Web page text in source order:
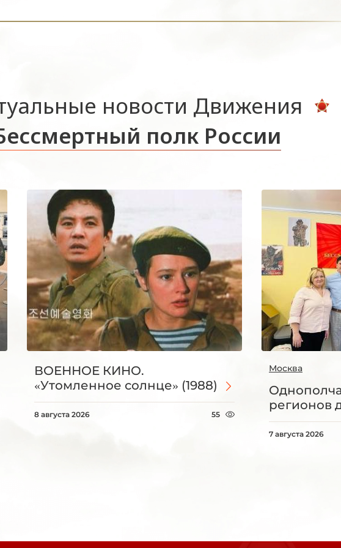
новости Движения
полк России
ВОЕННОЕ КИНО.
«Утомленное солнце» (1988)
8 августа 2026 55
Москва
регионов
7 августа 2026